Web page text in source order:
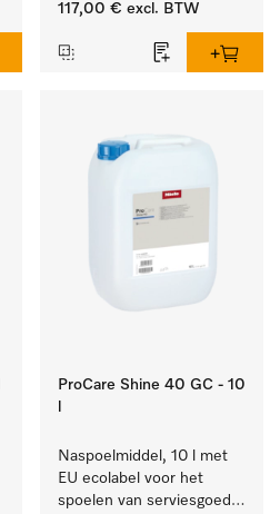
117,00 € excl. BTW
ProCare Shine 40 GC - 10
Naspoelmiddel, 10 l met
EU ecolabel voor het
spoelen van serviesgoed,